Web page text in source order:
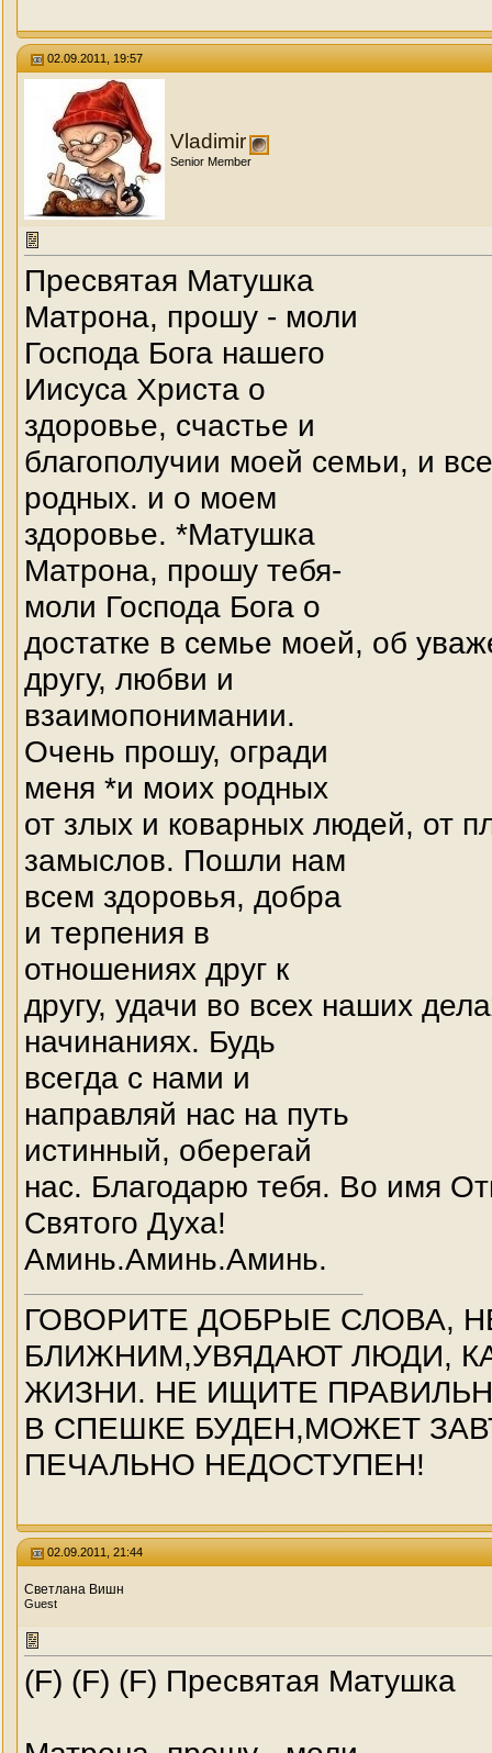
02.09.2011, 19:57
Vladimir
Senior Member
Пресвятая Матушка
Матрона, прошу - моли
Господа Бога нашего
Иисуса Христа о
здоровье, счастье и
благополучии моей семьи, и
родных. и о моем
здоровье. *Матушка
Матрона, прошу тебя-
моли Господа Бога о
достатке в семье моей, об
другу, любви и
взаимопонимании.
Очень прошу, огради
меня *и моих родных
от злых и коварных людей, от
замыслов. Пошли нам
всем здоровья, добра
и терпения в
отношениях друг к
другу, удачи во всех наших
начинаниях. Будь
всегда с нами и
направляй нас на путь
истинный, оберегай
нас. Благодарю тебя. Во имя
Святого Духа!
Аминь.Аминь.Аминь.
ГОВОРИТЕ ДОБРЫЕ СЛОВА,
БЛИЖНИМ,УВЯДАЮТ ЛЮДИ,
ЖИЗНИ. НЕ ИЩИТЕ
В СПЕШКЕ БУДЕН,МОЖЕТ
ПЕЧАЛЬНО НЕДОСТУПЕН!
02.09.2011, 21:44
Светлана Вишн
Guest
(F) (F) (F) Пресвятая Матушка